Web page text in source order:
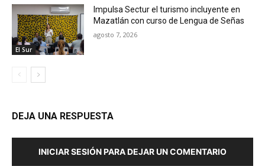
El Sur
Impulsa Sectur el turismo incluyente en
Mazatlán con curso de Lengua de Señas
agosto 7, 2026
DEJA UNA RESPUESTA
INICIAR SESIÓN PARA DEJAR UN COMENTARIO